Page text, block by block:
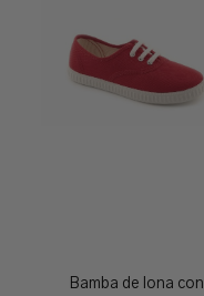
Bamba de lona con